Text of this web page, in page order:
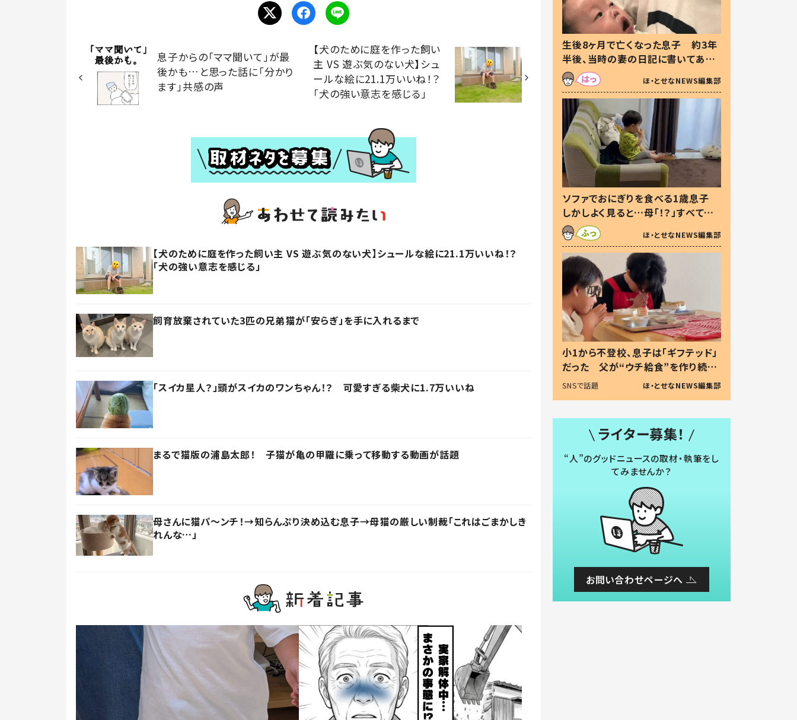
息子からの「ママ聞いて」が最
後かも…と思った話に「分かり
ます」共感の声
【犬のために庭を作った飼い
主 VS 遊ぶ気のない犬】シュ
ールな絵に21.1万いいね！？
「犬の強い意志を感じる」
【犬のために庭を作った飼い主 VS 遊ぶ気のない犬】シュールな絵に21.1万いいね！？
「犬の強い意志を感じる」
飼育放棄されていた3匹の兄弟猫が「安らぎ」を手に入れるまで
「スイカ星人？」頭がスイカのワンちゃん！？ 可愛すぎる柴犬に1.7万いいね
まるで猫版の浦島太郎！ 子猫が亀の甲羅に乗って移動する動画が話題
母さんに猫パ～ンチ！→知らんぷり決め込む息子→母猫の厳しい制裁「これはごまかしき
れんな…」
生後8ヶ月で亡くなった息子 約3年
半後、当時の妻の日記に書いてあっ
た本音とは
ほ・とせなNEWS編集部
ソファでおにぎりを食べる1歳息子
しかしよく見ると…母「！？」すべてを
察した母の投稿に「可愛いから許
す！」「現行犯〜」
ほ・とせなNEWS編集部
小1から不登校、息子は「ギフテッド」
だった 父が“ウチ給食”を作り続け
る理由とは #令和の親 #令和の子
SNSで話題 ほ・とせなNEWS編集部
ライター募集！
“人”のグッドニュースの取材・執筆をし
てみませんか？
お問い合わせページへ